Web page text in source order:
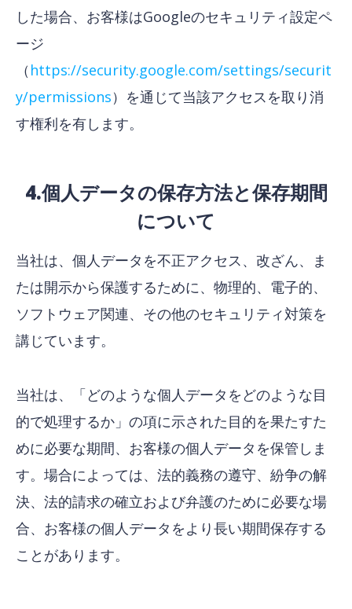
した場合、お客様はGoogleのセキュリティ設定ペ
ージ
（ https://security.google.com/settings/securit
y/permissions）を通じて当該アクセスを取り消
す権利を有します。
4.個人データの保存方法と保存期間
について
当社は、個人データを不正アクセス、改ざん、ま
たは開示から保護するために、物理的、電子的、
ソフトウェア関連、その他のセキュリティ対策を
講じています。
当社は、「どのような個人データをどのような目
的で処理するか」の項に示された目的を果たすた
めに必要な期間、お客様の個人データを保管しま
す。場合によっては、法的義務の遵守、紛争の解
決、法的請求の確立および弁護のために必要な場
合、お客様の個人データをより長い期間保存する
ことがあります。